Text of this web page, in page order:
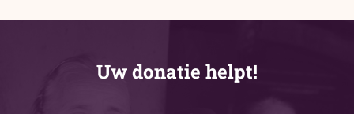
Uw donatie helpt!